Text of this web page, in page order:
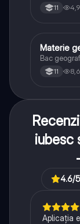
11
Geografie
Materie
Bac
11
iubesc
4.6/
Aplicația